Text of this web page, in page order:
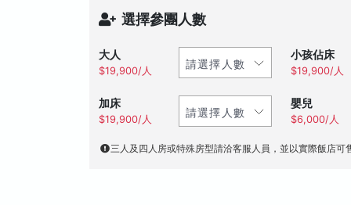
選擇參團人數
大人
$19,900/人
小孩佔床
$19,900/人
加床
$19,900/人
嬰兒
$6,000/人
三人及四人房或特殊房型請洽客服人員，並以實際飯店可